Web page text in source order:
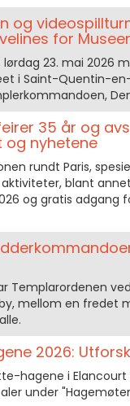
og
for
lørdag 23. mai 2026
i Saint-Quentin-
35 år og
og nyhetene
rundt Paris,
blant
og gratis adgang
Templarordenen
mellom en fredet
2026:
hagene i
under